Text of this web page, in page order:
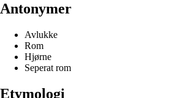
Antonymer
Avlukke
Rom
Hjørne
Seperat rom
Etymologi